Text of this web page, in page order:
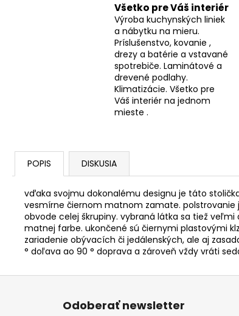
Všetko pre Váš interiér
Výroba kuchynských liniek
a nábytku na mieru.
Príslušenstvo, kovanie ,
drezy a batérie a vstavané
spotrebiče. Laminátové a
drevené podlahy.
Klimatizácie. Všetko pre
Váš interiér na jednom
mieste .
POPIS DISKUSIA
vďaka svojmu dokonalému designu je táto
vesmírne čiernom matnom zamate.
obvode celej škrupiny. vybraná látka sa tiež
matnej farbe. ukončené sú čiernymi plastovými
zariadenie obývacích či jedálenských, ale aj
° doľava ao 90 ° doprava a zároveň vždy vráti
Z
Odoberať newsletter